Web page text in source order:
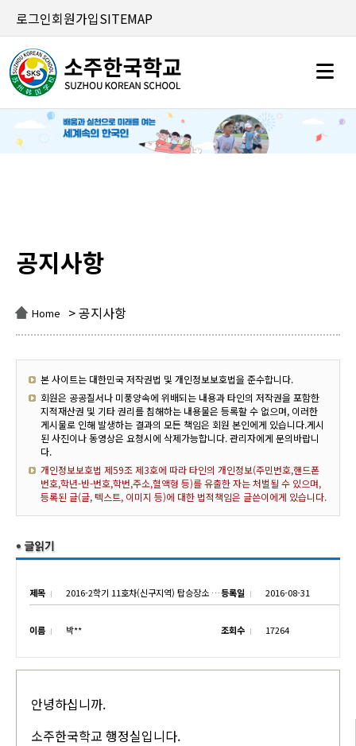
로그인회원가입SITEMAP
공지사항
Home > 공지사항
본 사이트는 대한민국 저작권법 및 개인정보보호법을 준수합니다.
회원은 공공질서나 미풍양속에 위배되는 내용과 타인의 저작권을 포함한
지적재산권 및 기타 권리를 침해하는 내용물은 등록할 수 없으며, 이러한
게시물로 인해 발생하는 결과의 모든 책임은 회원 본인에게 있습니다.게시
된 사진이나 동영상은 요청시에 삭제가능합니다. 관리자에게 문의바랍니
다.
개인정보보호법 제59조 제3호에 따라 타인의 개인정보(주민번호,핸드폰
번호,학년-반-번호,학번,주소,혈액형 등)를 유출한 자는 처벌될 수 있으며,
등록된 글(글, 텍스트, 이미지 등)에 대한 법적책임은 글쓴이에게 있습니다.
제목 2016-2학기 11호차(신구지역) 탑승장소 안내-2등록일 2016-08-31
이름 박** 조회수 17264
안녕하십니까.
소주한국학교 행정실입니다.